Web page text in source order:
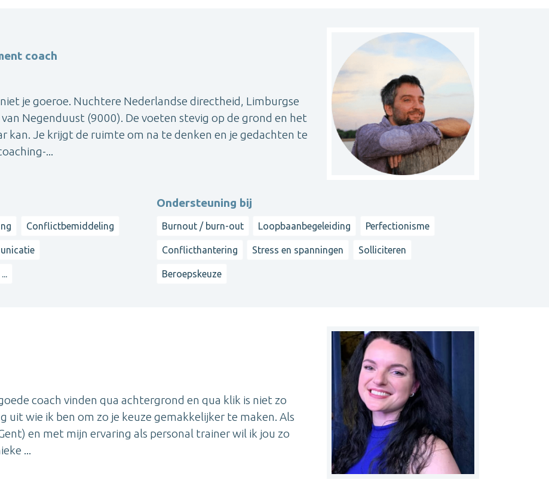
coach
je goeroe. Nuchtere Nederlandse directheid, Limburgse
Negenduust (9000). De voeten stevig op de grond en het
kan. Je krijgt de ruimte om na te denken en je gedachten te
...
Conflictbemiddeling
...
Ondersteuning bij
Burnout / burn-out Loopbaanbegeleiding Perfectionisme
Conflicthantering Stress en spanningen Solliciteren
Beroepskeuze
coach vinden qua achtergrond en qua klik is niet zo
uit wie ik ben om zo je keuze gemakkelijker te maken. Als
en met mijn ervaring als personal trainer wil ik jou zo
...